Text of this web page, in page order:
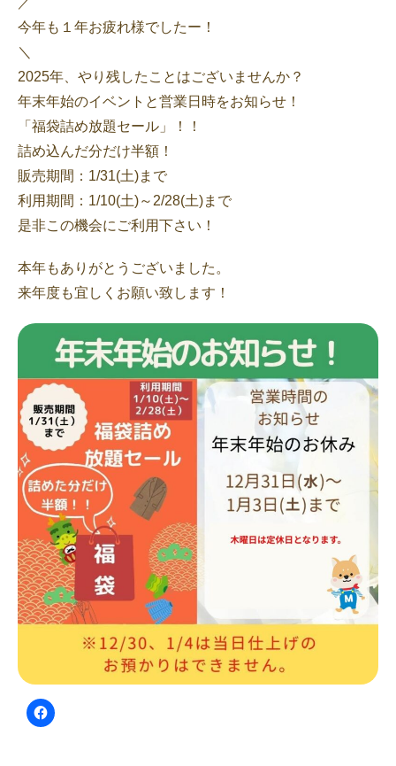
今年も１年お疲れ様でしたー！
＼
2025年、やり残したことはございませんか？
年末年始のイベントと営業日時をお知らせ！
「福袋詰め放題セール」！！
詰め込んだ分だけ半額！
販売期間：1/31(土)まで
利用期間：1/10(土)～2/28(土)まで
是非この機会にご利用下さい！
本年もありがとうございました。
来年度も宜しくお願い致します！